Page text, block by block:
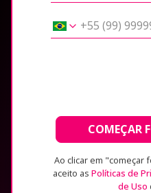
COMEÇAR
Ao clicar em "começar
aceito as Políticas de
de Uso